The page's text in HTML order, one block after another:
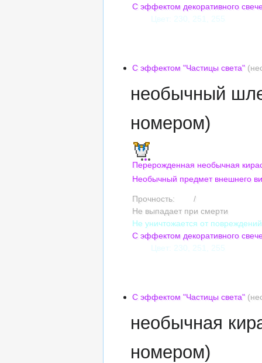
С эффектом декоративного
Цвет: 230, 251, 255
С эффектом "Частицы света"
необычный
номером)
Перерожденная необычная
Необычный предмет внешнего
Прочность: /
Не выпадает при смерти
Не уничтожается от повреждений
С эффектом декоративного
Цвет: 230, 251, 255
С эффектом "Частицы света"
необычная
номером)